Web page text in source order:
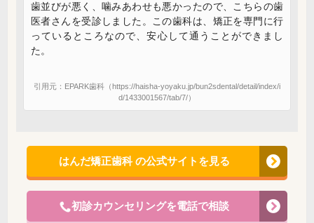
歯並びが悪く、噛みあわせも悪かったので、こちらの歯
医者さんを受診しました。この歯科は、矯正を専門に行
っているところなので、安心して通うことができまし
た。
引用元：EPARK歯科（https://haisha-yoyaku.jp/bun2sdental/detail/index/i
d/1433001567/tab/7/）
はんだ矯正歯科 の公式サイトを見る
初診カウンセリングを電話で相談